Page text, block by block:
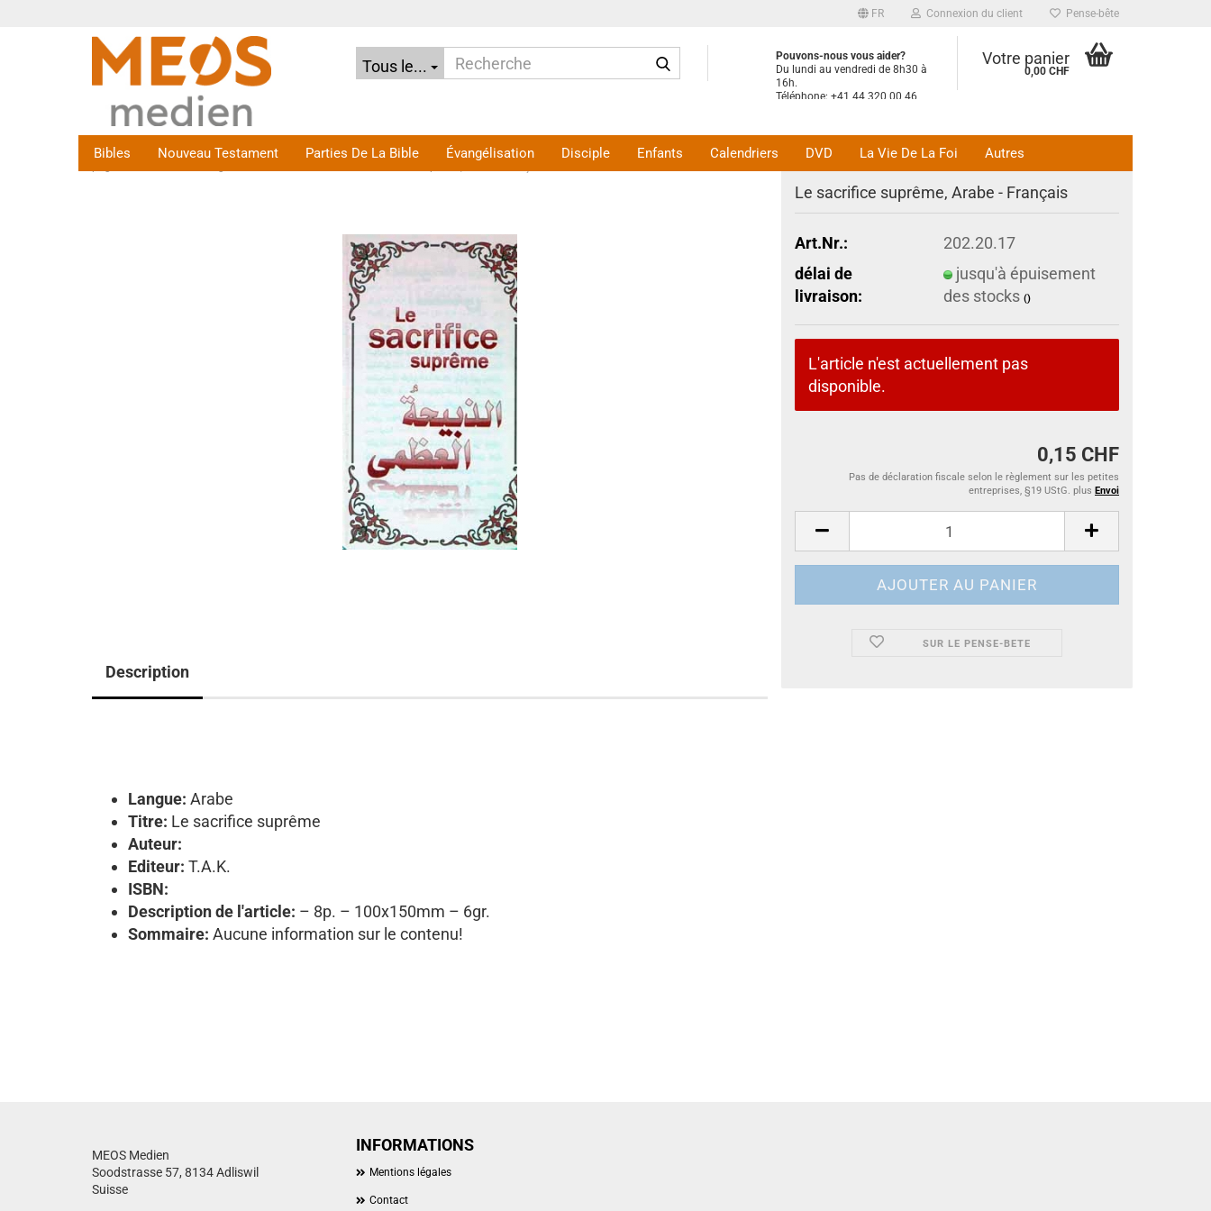
FR Connexion du client Pense-bête
Tous le...
Pouvons-nous vous aider?
Du lundi au vendredi de 8h30 à
16h.
Téléphone: +41 44 320 00 46
de 10 h à 15 h
ou sur rendez-vous
Votre panier
0,00 CHF
Bibles Nouveau Testament Parties De La Bible Évangélisation Disciple Enfants Calendriers DVD La Vie De La Foi Autres
Le sacrifice suprême, Arabe - Français
Art.Nr.:
202.20.17
délai de
livraison:
jusqu'à épuisement
des stocks ()
L'article n'est actuellement pas
disponible.
0,15 CHF
Pas de déclaration fiscale selon le règlement sur les petites
entreprises, §19 UStG. plus Envoi
SUR LE PENSE-BETE
Description
Langue: Arabe
Titre: Le sacrifice suprême
Auteur:
Editeur: T.A.K.
ISBN:
Description de l'article: – 8p. – 100x150mm – 6gr.
Sommaire: Aucune information sur le contenu!
INFORMATIONS
Mentions légales
Contact
MEOS Medien
Soodstrasse 57, 8134 Adliswil
Suisse